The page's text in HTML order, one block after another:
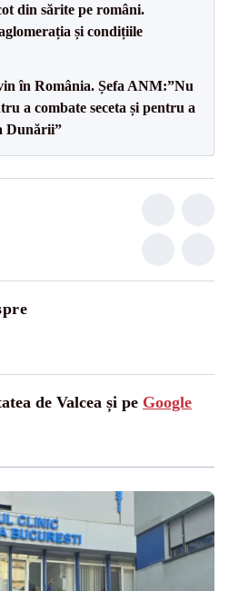
din sărite pe români.
și condițiile
în România. Șefa ANM:”Nu
a combate seceta și pentru a
Dunării”
de Valcea și pe Google